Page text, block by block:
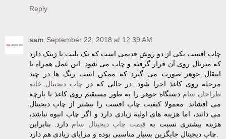
Reply
sam September 22, 2018 at 12:39 AM
چاپ افست یکی از دو روش قدیمی است که یک پلیت یا زینک دارد
که متریال روی آن قرار گرفته و چاپ می شود. این عمل همراه با
انتقال جوهر صورت می گیرد که ممکن است رنگ ها در چند
مرحله روی کاغذ اجرا شود. در حالی که در چاپ دیجیتال خانه
طراحان سام دستگاه جوهر را به طور مستقیم روی کاغذ یا پارچه
می افشاند. معمولا کیفیت چاپ افست را بیشتر از چاپ دیجیتال
می دانند، اما هزینه های اولیه زیادی دارد و اگر چاپ انبوه نباشد،
هزینه بیشتری نسبت به قیمت چاپ دیجیتال سام دارد. بنابراین